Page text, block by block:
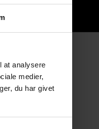
at analysere
medier,
du har givet